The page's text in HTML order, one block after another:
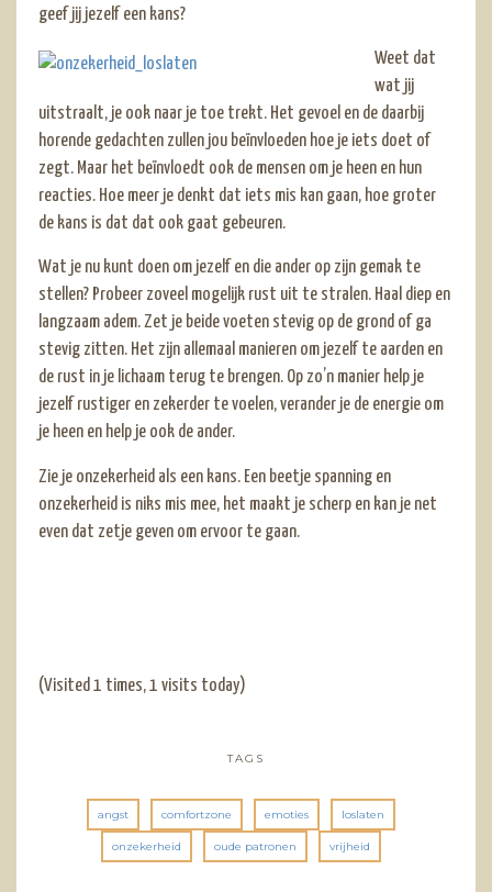
geef jij jezelf een kans?
Weet dat
wat jij
uitstraalt, je ook naar je toe trekt. Het gevoel en de daarbij
horende gedachten zullen jou beïnvloeden hoe je iets doet of
zegt. Maar het beïnvloedt ook de mensen om je heen en hun
reacties. Hoe meer je denkt dat iets mis kan gaan, hoe groter
de kans is dat dat ook gaat gebeuren.
Wat je nu kunt doen om jezelf en die ander op zijn gemak te
stellen? Probeer zoveel mogelijk rust uit te stralen. Haal diep en
langzaam adem. Zet je beide voeten stevig op de grond of ga
stevig zitten. Het zijn allemaal manieren om jezelf te aarden en
de rust in je lichaam terug te brengen. Op zo’n manier help je
jezelf rustiger en zekerder te voelen, verander je de energie om
je heen en help je ook de ander.
Zie je onzekerheid als een kans. Een beetje spanning en
onzekerheid is niks mis mee, het maakt je scherp en kan je net
even dat zetje geven om ervoor te gaan.
(Visited 1 times, 1 visits today)
TAGS
angst comfortzone emoties loslaten
onzekerheid oude patronen vrijheid